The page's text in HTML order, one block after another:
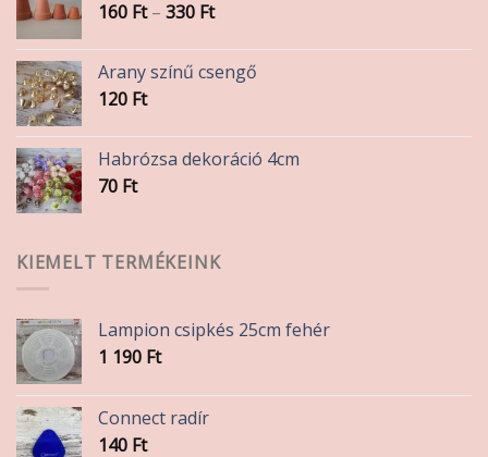
160 Ft – 330 FtÁrtartomány:
-
330 Ft
Arany színű csengő
120 Ft
Habrózsa dekoráció 4cm
70 Ft
KIEMELT TERMÉKEINK
Lampion csipkés 25cm fehér
1 190 Ft
Connect radír
140 Ft